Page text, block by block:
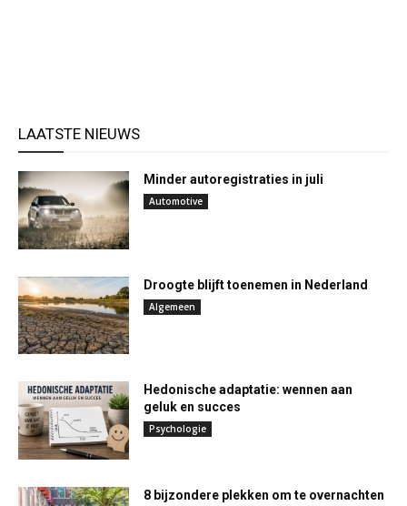
LAATSTE NIEUWS
Minder autoregistraties in juli
Automotive
Droogte blijft toenemen in Nederland
Algemeen
Hedonische adaptatie: wennen aan
geluk en succes
Psychologie
8 bijzondere plekken om te overnachten